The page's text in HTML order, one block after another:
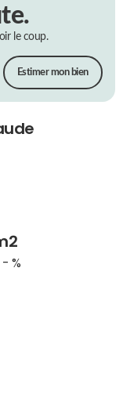
le coup.
Estimer mon bien
- %